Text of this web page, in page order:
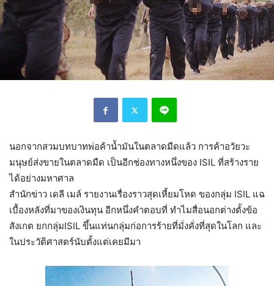
นอกจากสวมบทบาทพ่อค้าน้ำมันในตลาดมืดแล้ว การค้าอวัยวะ
มนุษย์ส่งขายในตลาดมืด เป็นอีกช่องทางหนึ่งของ ISIL ที่สร้างราย
ได้อย่างมหาศาล
สำนักข่าว เดลี เมล์ รายงานเรื่องราวสุดเหี้ยมโหด ของกลุ่ม ISIL แฉ
เบื้องหลังที่มาของเงินทุน อีกหนึ่งคำตอบที่ ทำไมสื่อนอกต่างตั้งข้อ
สังเกต ยกกลุ่มISIL ขึ้นแท่นกลุ่มก่อการร้ายที่มั่งคั่งที่สุดในโลก และ
ในประวัติศาสตร์นับตั้งแต่เคยมีมา